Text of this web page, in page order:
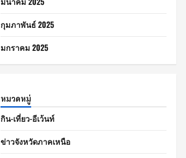
กุมภาพันธ์ 2025
มกราคม 2025
หมวดหมู่
กิน-เที่ยว-อีเว้นท์
ข่าวจังหวัดภาคเหนือ